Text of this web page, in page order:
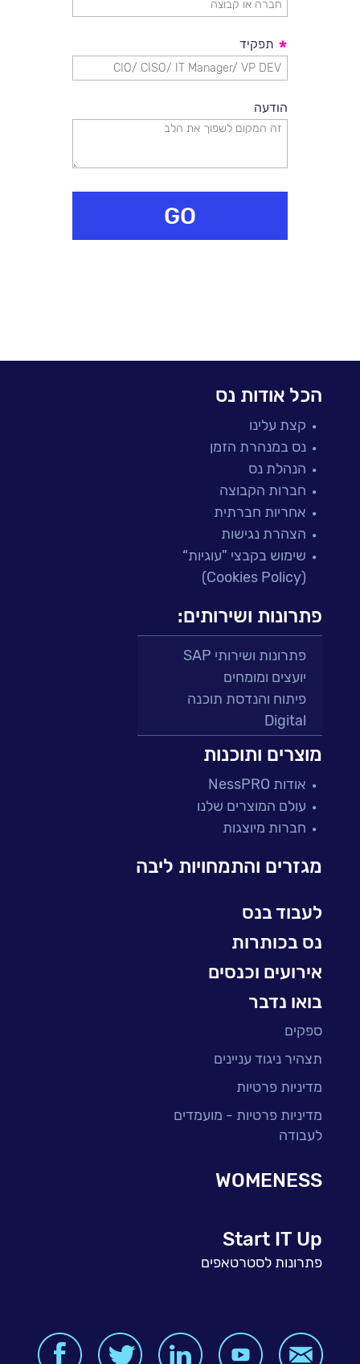
תפקיד *
הודעה
GO
הכל אודות נס
קצת עלינו
נס במנהרת הזמן
הנהלת נס
חברות הקבוצה
אחריות חברתית
הצהרת נגישות
שימוש בקבצי "עוגיות“
(Cookies Policy)
פתרונות ושירותים:
פתרונות ושירותי SAP
יועצים ומומחים
פיתוח והנדסת תוכנה
Digital
פתרונות למגזר הפיננסי
מיקור חוץ ושירותים מנוהלים
בדיקות והבטחת איכות
עולמות הענן
עולמות הסייבר
BI, Analytics & Big-Data
מוצרים ותוכנות
אודות NessPRO
עולם המוצרים שלנו
חברות מיוצגות
מגזרים והתמחויות ליבה
לעבוד בנס
נס בכותרות
אירועים וכנסים
בואו נדבר
ספקים
תצהיר ניגוד עניינים
מדיניות פרטיות
מדיניות פרטיות - מועמדים
לעבודה
WOMENESS
Start IT Up
פתרונות לסטרטאפים